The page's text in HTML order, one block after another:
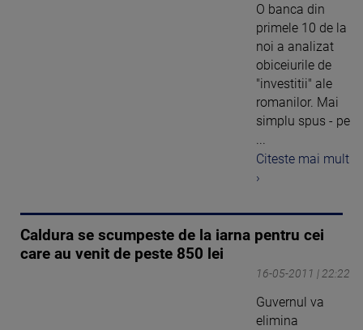
O banca din
primele 10 de la
noi a analizat
obiceiurile de
"investitii" ale
romanilor. Mai
simplu spus - pe
Citeste mai mult
›
Caldura se scumpeste de la iarna pentru cei
care au venit de peste 850 lei
16-05-2011 | 22:22
Guvernul va
elimina